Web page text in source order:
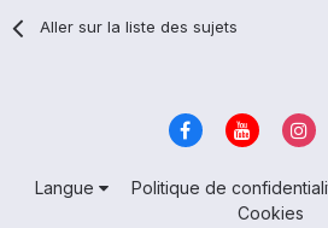
Aller sur la liste des sujets
Langue Politique de
Cookies